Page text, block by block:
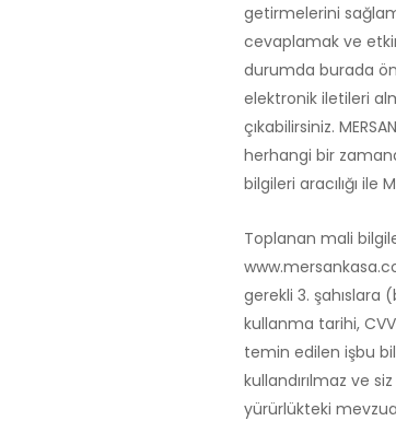
getirmelerini
cevaplamak ve
durumda burada
elektronik iletileri
çıkabilirsiniz.
herhangi bir
bilgileri aracılığı ile
Toplanan mali
gerekli 3. şahıslara
kullanma tarihi,
temin edilen işbu
kullandırılmaz ve
yürürlükteki